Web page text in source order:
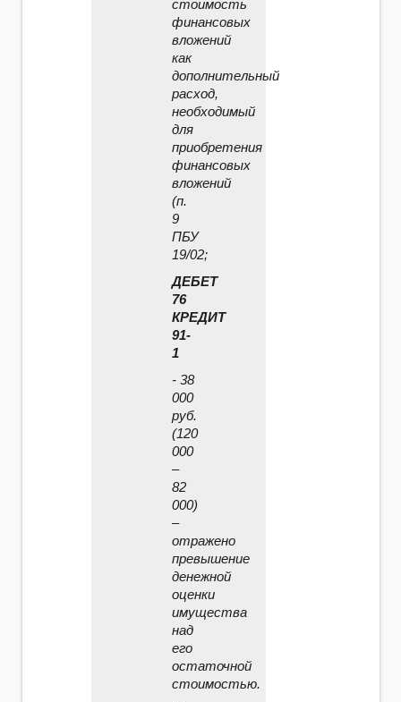
стоимость
финансовых
вложений
как
дополнительный
расход,
необходимый
для
приобретения
финансовых
вложений
(п.
9
ПБУ
19/02;
ДЕБЕТ
76
КРЕДИТ
91-
1
- 38
000
руб.
(120
000
–
82
000)
–
отражено
превышение
денежной
оценки
имущества
над
его
остаточной
стоимостью.